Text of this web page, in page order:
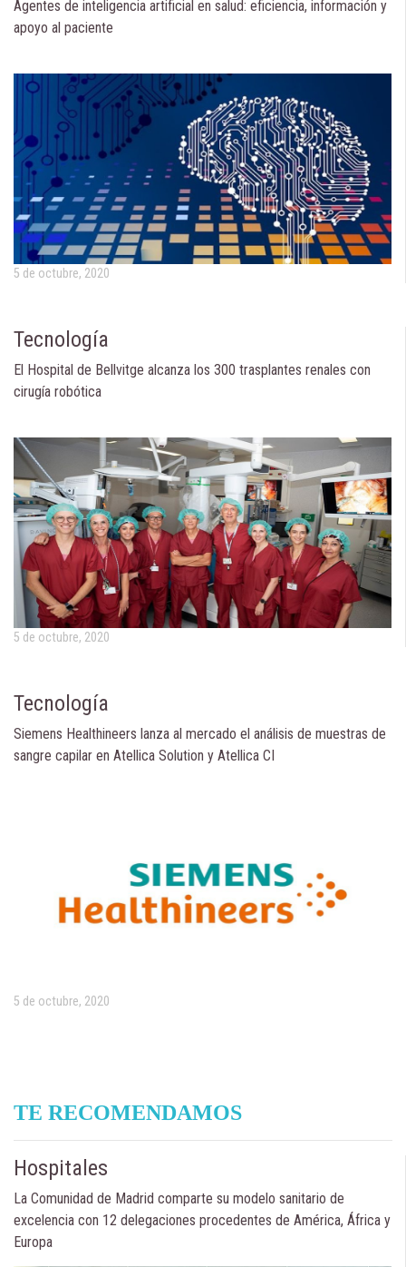
Agentes de inteligencia artificial en salud: eficiencia, información y
apoyo al paciente
5 de octubre, 2020
Tecnología
El Hospital de Bellvitge alcanza los 300 trasplantes renales con
cirugía robótica
5 de octubre, 2020
Tecnología
Siemens Healthineers lanza al mercado el análisis de muestras de
sangre capilar en Atellica Solution y Atellica CI
5 de octubre, 2020
TE RECOMENDAMOS
Hospitales
La Comunidad de Madrid comparte su modelo sanitario de
excelencia con 12 delegaciones procedentes de América, África y
Europa